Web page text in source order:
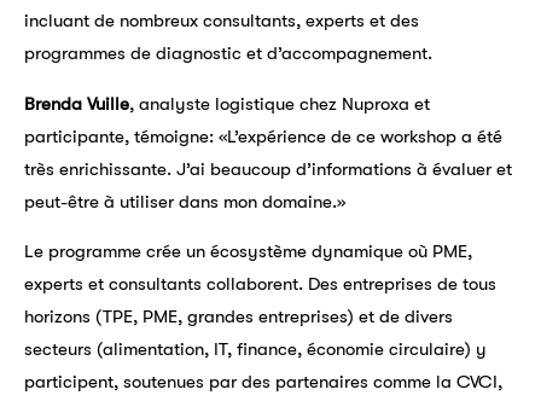
incluant de nombreux consultants, experts et des
programmes de diagnostic et d’accompagnement.
Brenda Vuille, analyste logistique chez Nuproxa et
participante, témoigne: «L’expérience de ce workshop a été
très enrichissante. J’ai beaucoup d’informations à évaluer et
peut-être à utiliser dans mon domaine.»
Le programme crée un écosystème dynamique où PME,
experts et consultants collaborent. Des entreprises de tous
horizons (TPE, PME, grandes entreprises) et de divers
secteurs (alimentation, IT, finance, économie circulaire) y
participent, soutenues par des partenaires comme la CVCI,